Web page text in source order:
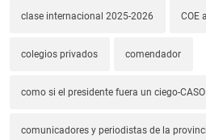
clase internacional 2025-2026 COE
colegios privados comendador
como si el presidente fuera un ciego-
comunicadores y periodistas de la